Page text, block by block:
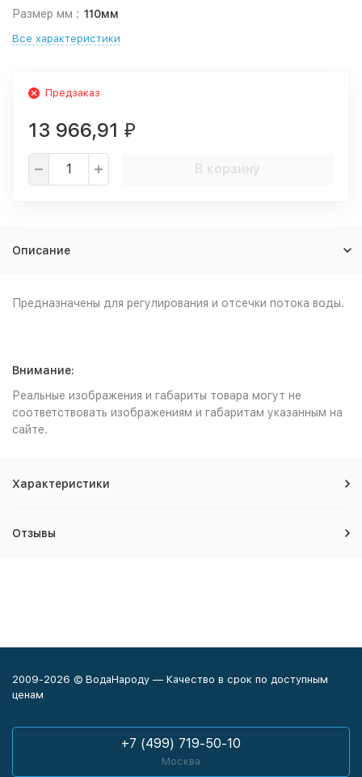
Размер мм : 110мм
Все характеристики
Предзаказ
13 966,91 ₽
В корзину
Описание
Предназначены для регулирования и отсечки потока воды.
Внимание:
Реальные изображения и габариты товара могут не
соответствовать изображениям и габаритам указанным на
сайте.
Характеристики
Отзывы
2009-2026 © ВодаНароду — Качество в срок по доступным
ценам
+7 (499) 719-50-10
Москва